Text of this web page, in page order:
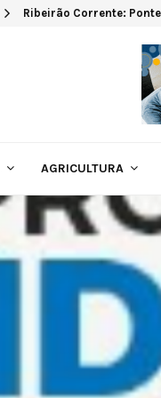
Ribeirão Corrente:
AGRICULTURA